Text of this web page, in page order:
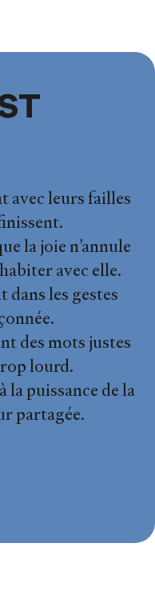
avec leurs failles
la joie n’annule
avec elle.
les gestes
des mots justes
lourd.
la puissance de la
partagée.